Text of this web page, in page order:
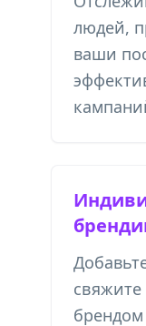
людей,
ваши